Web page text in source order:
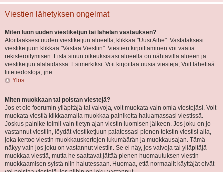
Viestien lähetyksen ongelmat
Miten luon uuden viestiketjun tai lähetän vastauksen?
Aloittaaksesi uuden viestiketjun alueella, klikkaa "Uusi Aihe". Vastataksesi
viestiketjuun klikkaa "Vastaa Viestiin". Viestien kirjoittaminen voi vaatia
rekisteröitymisen. Lista sinun oikeuksistasi alueella on nähtävillä alueen ja
viestiketjun alalaidassa. Esimerkiksi: Voit kirjoittaa uusia viestejä, Voit lähettää
liitetiedostoja, jne.
Ylös
Miten muokkaan tai poistan viestejä?
Jos et ole foorumin ylläpitäjä tai valvoja, voit muokata vain omia viestejäsi. Voit
muokata viestiä klikkaamalla muokkaa-painiketta haluamassasi viestissä.
Joskus painike toimii vain tietyn ajan viestin luomisen jälkeen. Jos joku on jo
vastannut viestiin, löydät viestiketjuun palatessasi pienen tekstin viestisi alla,
joka kertoo viestin muokkauskertojen lukumäärän ja muokkausajan. Tämä
näkyy vain jos joku on vastannut viestiin. Se ei näy, jos valvoja tai ylläpitäjä
muokkaa viestiä, mutta he saattavat jättää pienen huomautuksen viestin
muokkaamisen syistä niin halutessaan. Huomaa, että normaalit käyttäjät eivät